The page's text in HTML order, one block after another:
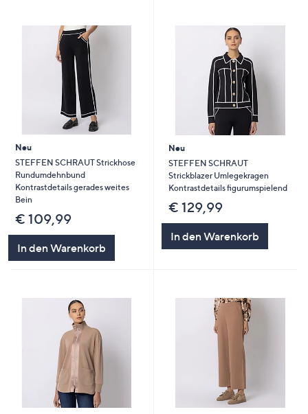
Neu
STEFFEN SCHRAUT Strickhose
Rundumdehnbund
Kontrastdetails gerades weites
Bein
€ 109,99
In den Warenkorb
Neu
STEFFEN SCHRAUT
Strickblazer Umlegekragen
Kontrastdetails figurumspielend
€ 129,99
In den Warenkorb